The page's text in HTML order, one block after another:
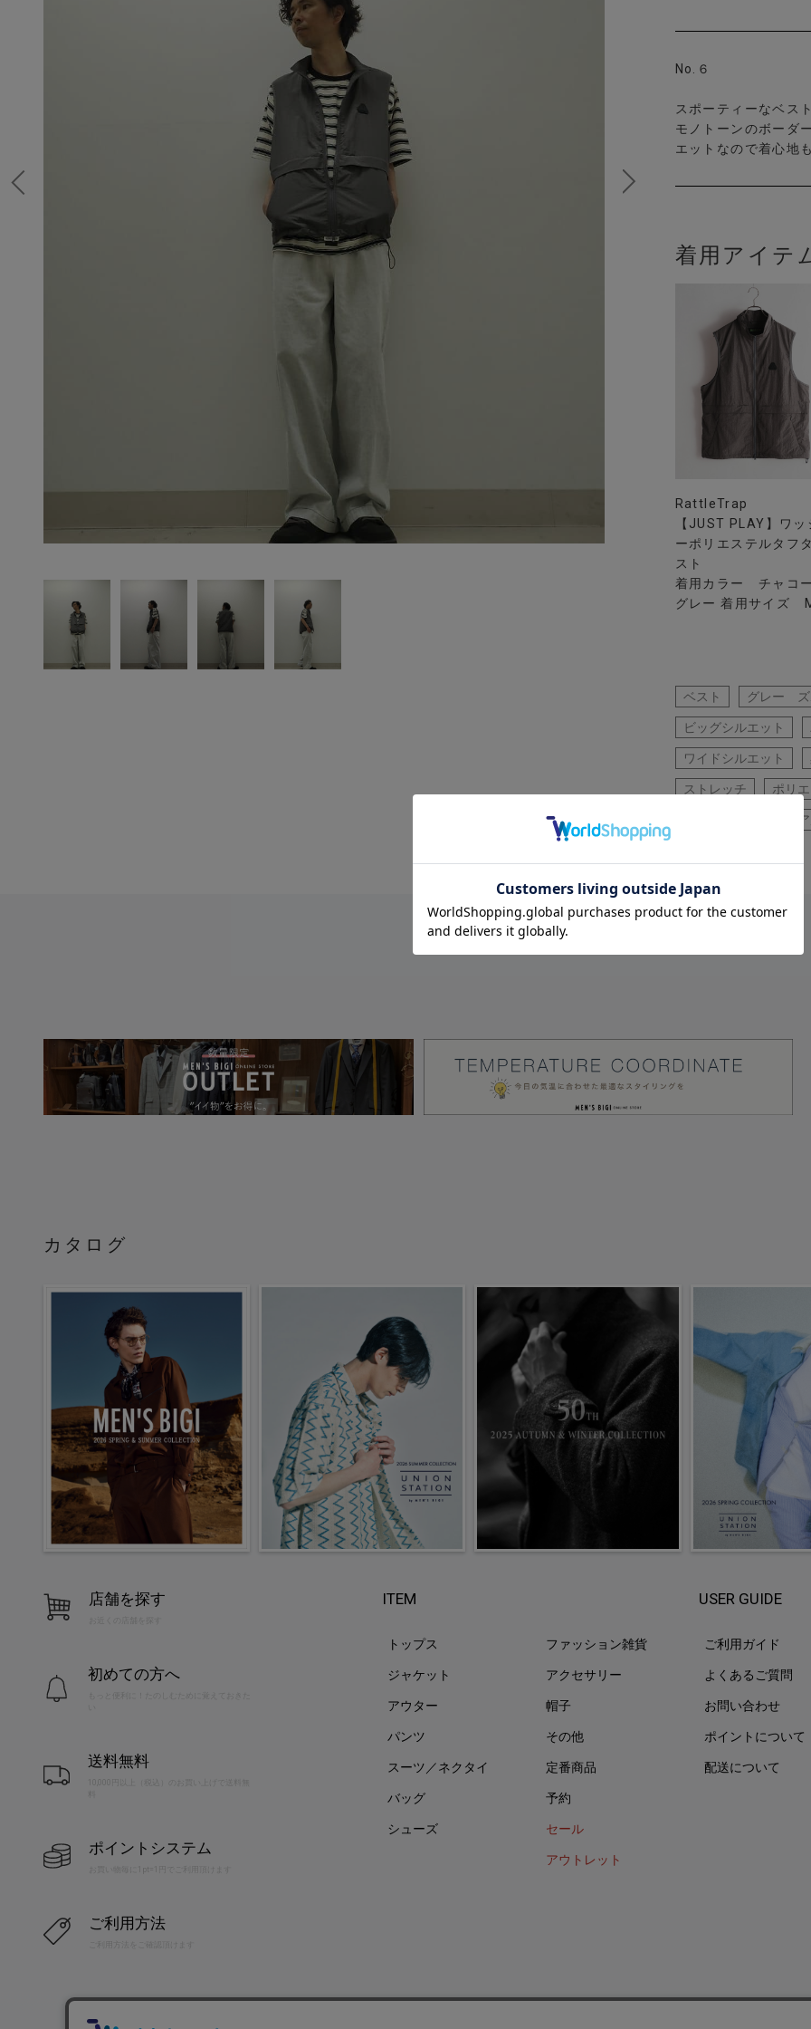
No.６
スポーティーなベス
モノトーンのボーダ
エットなので着心地
着用アイテ
RattleTrap
【JUST PLAY】ワッ
ーポリエステルタフ
スト
着用カラー チャコ
グレー 着用サイズ
ベスト グレー ズ
ビッグシルエット
ワイドシルエット
ストレッチ ポリ
カジュ
カタログ
店舗を探す
お近くの店舗を探す
初めての方へ
送料無料
10,000円以上（税込）のお買い上げで送料無
ポイントシステム
お買い物毎に1pt=1円でご利用頂けます
ご利用方法
ITEM
トップス
ジャケット
アウター
パンツ
スーツ／ネクタイ
バッグ
シューズ
ファッション雑貨
アクセサリー
帽子
その他
定番商品
予約
セール
アウトレット
USER GUIDE
ご利用ガイド
よくあるご質問
お問い合わせ
ポイントについて
配送について